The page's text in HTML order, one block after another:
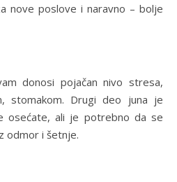
nove poslove i naravno – bolje
donosi pojačan nivo stresa,
stomakom. Drugi deo juna je
osećate, ali je potrebno da se
odmor i šetnje.